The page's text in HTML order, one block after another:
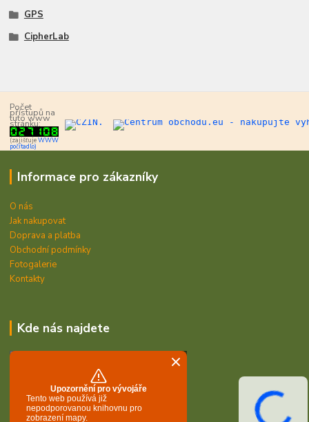
GPS
CipherLab
Počet
přístupů na
tuto www
stránku:
(zajišťujeWWW
počítadlo)
Informace pro zákazníky
O nás
Jak nakupovat
Doprava a platba
Obchodní podmínky
Fotogalerie
Kontakty
Kde nás najdete